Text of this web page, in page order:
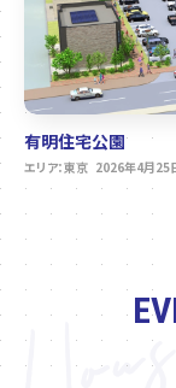
有明住宅公園
エリア：東京 2026年4月25